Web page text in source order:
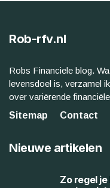
Rob-rfv.nl
Robs Financiele blog.
levensdoel is, verzamel
over variërende
Sitemap
Contact
Nieuwe artikelen
Zo regel